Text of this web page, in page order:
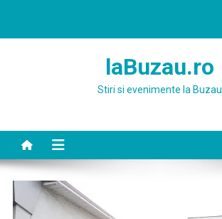
laBuzau.ro
Stiri si evenimente la Buzau